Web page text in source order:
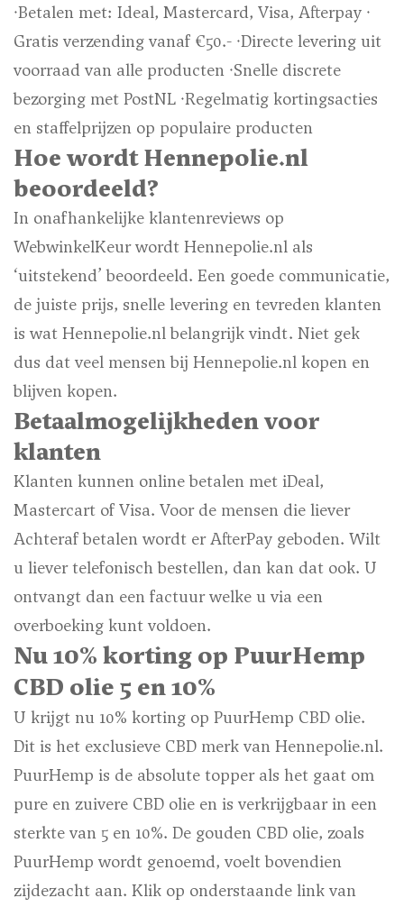
· Betalen met: Ideal, Mastercard, Visa, Afterpay ·
Gratis verzending vanaf €50.- · Directe levering uit
voorraad van alle producten · Snelle discrete
bezorging met PostNL · Regelmatig kortingsacties
en staffelprijzen op populaire producten
Hoe wordt Hennepolie.nl
beoordeeld?
In onafhankelijke klantenreviews op
WebwinkelKeur wordt Hennepolie.nl als
‘uitstekend’ beoordeeld. Een goede communicatie,
de juiste prijs, snelle levering en tevreden klanten
is wat Hennepolie.nl belangrijk vindt. Niet gek
dus dat veel mensen bij Hennepolie.nl kopen en
blijven kopen.
Betaalmogelijkheden voor
klanten
Klanten kunnen online betalen met iDeal,
Mastercart of Visa. Voor de mensen die liever
Achteraf betalen wordt er AfterPay geboden. Wilt
u liever telefonisch bestellen, dan kan dat ook. U
ontvangt dan een factuur welke u via een
overboeking kunt voldoen.
Nu 10% korting op PuurHemp
CBD olie 5 en 10%
U krijgt nu 10% korting op PuurHemp CBD olie.
Dit is het exclusieve CBD merk van Hennepolie.nl.
PuurHemp is de absolute topper als het gaat om
pure en zuivere CBD olie en is verkrijgbaar in een
sterkte van 5 en 10%. De gouden CBD olie, zoals
PuurHemp wordt genoemd, voelt bovendien
zijdezacht aan. Klik op onderstaande link van